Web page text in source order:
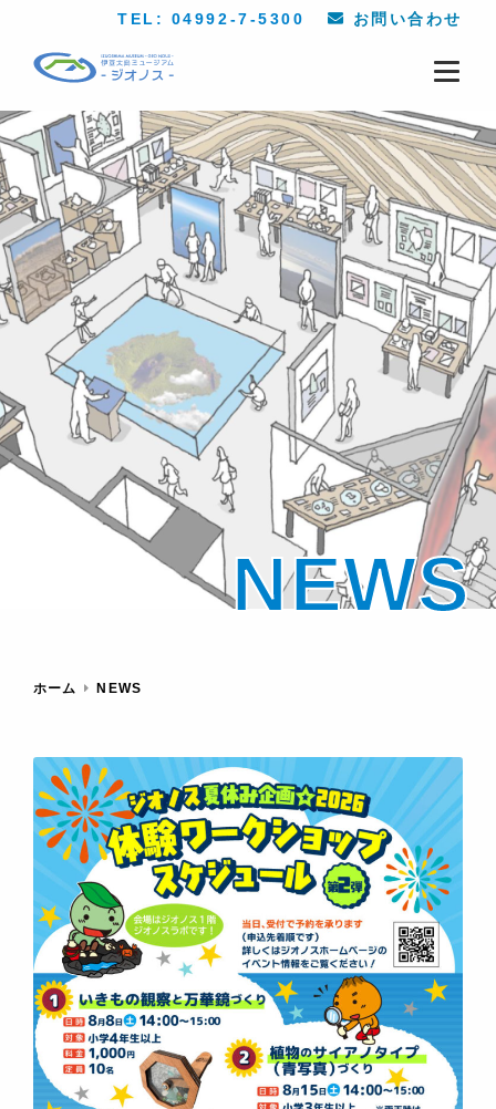
TEL: 04992-7-5300 お問い合わせ
NEWS
ホーム NEWS